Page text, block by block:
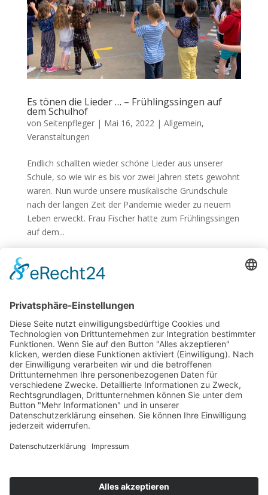
Es tönen die Lieder … – Frühlingssingen auf
dem Schulhof
von Seitenpfleger| Mai 16, 2022 | Allgemein,
Veranstaltungen
Endlich schallten wieder schöne Lieder aus unserer
Schule, so wie wir es bis vor zwei Jahren stets gewohnt
waren. Nun wurde unsere musikalische Grundschule
nach der langen Zeit der Pandemie wieder zu neuem
Leben erweckt. Frau Fischer hatte zum Frühlingssingen
auf dem...
« Ältere Einträge
Recent Posts
„Das weiße Gold des Westerwaldes“ – die Peter-
Rosegger-Schule mit dem HGV im Kannenbäckerland
Bundesjugendspiele 2026
Erfolgreiche Teilnahme am Leichtathletikfest der
Wiesbadener Grundschulen
Erfolgreiche Teilnahme am Känguru-Wettbewerb der
Mathematik 2026